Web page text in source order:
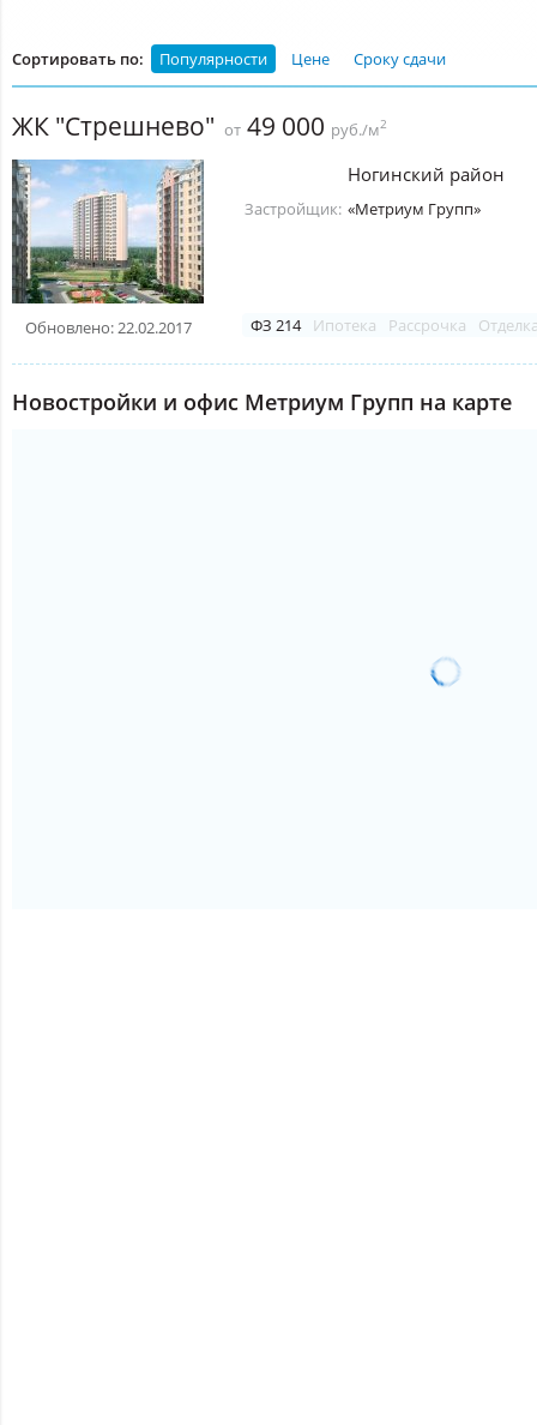
Сортировать по: Популярности Цене Сроку сдачи
ЖК "Стрешнево" от 49 000 руб./м2
Обновлено: 22.02.2017
Ногинский район
Застройщик: «Метриум Групп»
ФЗ 214 Ипотека Рассрочка
Новостройки и офис Метриум Групп на карте